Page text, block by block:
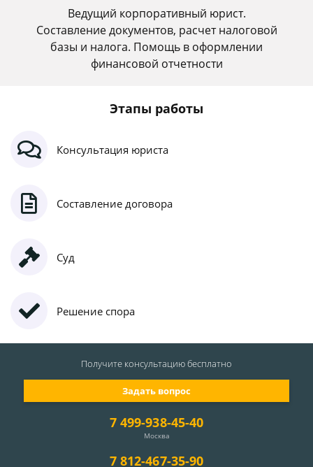
Ведущий корпоративный юрист.
Составление документов, расчет налоговой
базы и налога. Помощь в оформлении
финансовой отчетности
Этапы работы
Консультация юриста
Составление договора
Суд
Решение спора
7 499-938-45-40
Москва
7 812-467-35-90
Задать вопрос
Получите консультациюбесплатно